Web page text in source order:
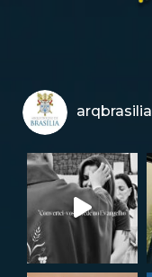
arqbrasilia